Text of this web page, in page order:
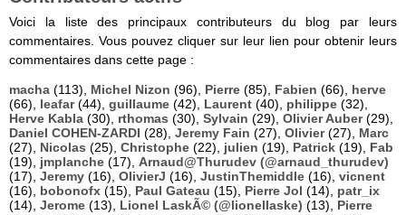
Voici la liste des principaux contributeurs du blog par leurs
commentaires. Vous pouvez cliquer sur leur lien pour obtenir leurs
commentaires dans cette page :
macha (113), Michel Nizon (96), Pierre (85), Fabien (66), herve
(66), leafar(44), guillaume (42), Laurent (40), philippe (32),
Herve Kabla (30), rthomas (30), Sylvain (29), Olivier Auber(29),
Daniel COHEN-ZARDI (28), Jeremy Fain (27), Olivier(27), Marc
(27), Nicolas (25), Christophe (22), julien (19), Patrick (19), Fab
(19), jmplanche (17), Arnaud@Thurudev (@arnaud_thurudev)
(17), Jeremy (16), OlivierJ (16), JustinThemiddle (16), vicnent
(16), bobonofx (15), Paul Gateau (15), Pierre Jol (14), patr_ix
(14), Jerome (13), Lionel LaskÃ© (@lionellaske) (13), Pierre